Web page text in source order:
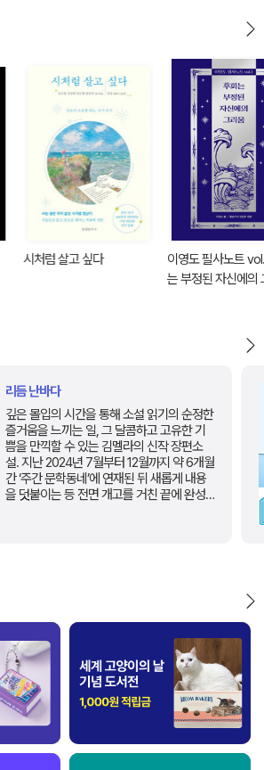
시처럼 살고 싶다
이영도 필사노트
는 부정된 자신에의
리듬 난바다
깊은 몰입의 시간을 통해 소설 읽기의 순정한
즐거움을 느끼는 일, 그 달콤하고 고유한 기
쁨을 만끽할 수 있는 김멜라의 신작 장편소
설. 지난 2024년 7월부터 12월까지 약 6개월
간 ‘주간 문학동네’에 연재된 뒤 새롭게 내용
을 덧붙이는 등 전면 개고를 거친 끝에 완성
력과 예술의 윤리를 아우르며, 을주는 사랑을
확인하기 위해 욕받이가 되고, 둘희는 과거를
‘다시 쓰는’ 방식으로 자신을 구원하려 한다.
현실과 허구, 과거와 현재가 끊임없이 재구성
되는 독창적 구조 속에서, 김멜라는 “인간은
자기가 이해할 수 없는 걸 이야기로 만든
다”는 주제를 예리하게 구현한다. 순수와 정
념, 이상과 현실을 오가는 서사는 독자를 깊
은 몰입의 시간으로 이끌며, 지금의 한국문학